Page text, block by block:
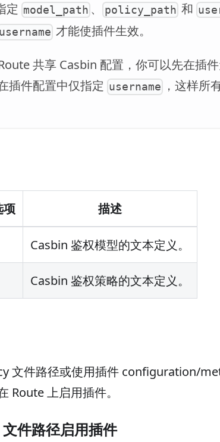
定 model_path 、 policy_path和
username 才能使插件生效。
共享 Casbin 配置，你可以先在插
插件配置中仅指定 username
，这样所
项 描述
Casbin 鉴权模型的文本定义。
Casbin 鉴权策略的文本定义。
文件路径或使用插件 configuration/
Route 上启用插件。
件路径启用插件